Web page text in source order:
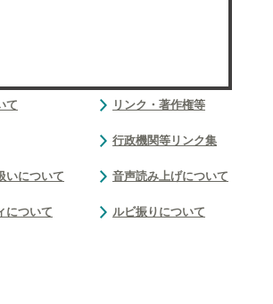
て
いについて
について
リンク・著作権等
行政機関等リンク集
音声読み上げについて
ルビ振りについて